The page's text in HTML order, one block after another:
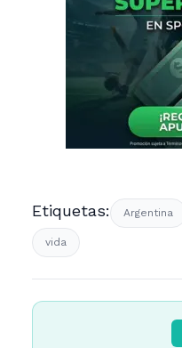
Etiquetas: Argentina
vida